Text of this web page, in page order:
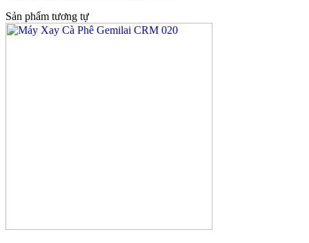
Sản phẩm tương tự